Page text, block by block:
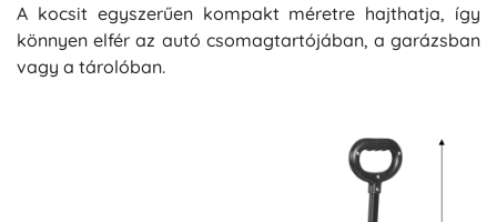
A kocsit egyszerűen kompakt méretre hajthatja, így
könnyen elfér az autó csomagtartójában, a garázsban
vagy a tárolóban.